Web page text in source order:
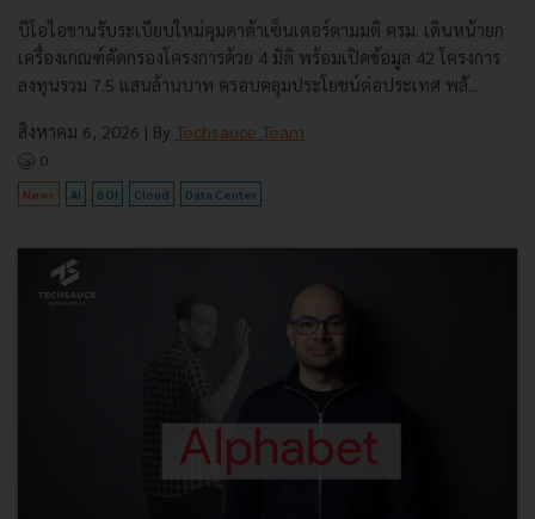
บีโอไอขานรับระเบียบใหม่คุมดาต้าเซ็นเตอร์ตามมติ ครม. เดินหน้ายก
เครื่องเกณฑ์คัดกรองโครงการด้วย 4 มิติ พร้อมเปิดข้อมูล 42 โครงการ
ลงทุนรวม 7.5 แสนล้านบาท ครอบคลุมประโยชน์ต่อประเทศ พลั...
สิงหาคม 6, 2026 | By Techsauce Team
0
News AI BOI Cloud Data Center